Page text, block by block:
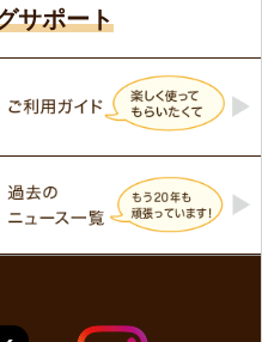
サポート